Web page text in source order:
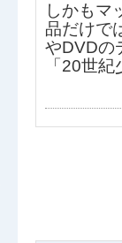
しかもマ
品だけで
やDVDの
「20世